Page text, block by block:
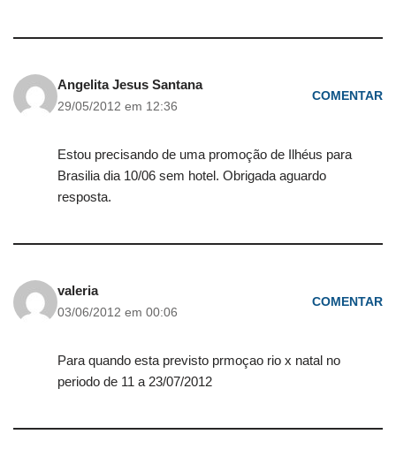
Angelita Jesus Santana
29/05/2012 em 12:36
COMENTAR
Estou precisando de uma promoção de Ilhéus para
Brasilia dia 10/06 sem hotel. Obrigada aguardo
resposta.
valeria
03/06/2012 em 00:06
COMENTAR
Para quando esta previsto prmoçao rio x natal no
periodo de 11 a 23/07/2012